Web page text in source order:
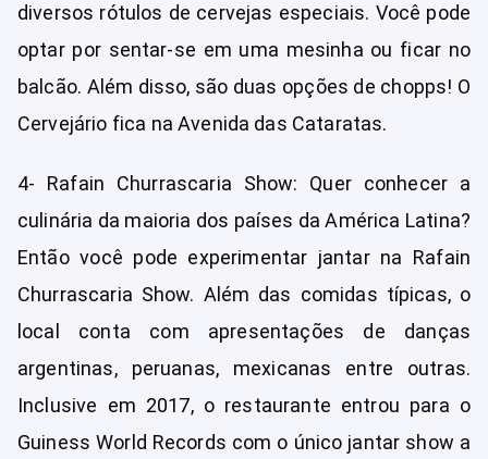
diversos rótulos de cervejas especiais. Você pode
optar por sentar-se em uma mesinha ou ficar no
balcão. Além disso, são duas opções de chopps! O
Cervejário fica na Avenida das Cataratas.
4- Rafain Churrascaria Show: Quer conhecer a
culinária da maioria dos países da América Latina?
Então você pode experimentar jantar na Rafain
Churrascaria Show. Além das comidas típicas, o
local conta com apresentações de danças
argentinas, peruanas, mexicanas entre outras.
Inclusive em 2017, o restaurante entrou para o
Guiness World Records com o único jantar show a